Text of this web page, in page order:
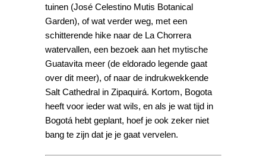
tuinen (José Celestino Mutis Botanical
Garden), of wat verder weg, met een
schitterende hike naar de La Chorrera
watervallen, een bezoek aan het mytische
Guatavita meer (de eldorado legende gaat
over dit meer), of naar de indrukwekkende
Salt Cathedral in Zipaquirá. Kortom, Bogota
heeft voor ieder wat wils, en als je wat tijd in
Bogotá hebt geplant, hoef je ook zeker niet
bang te zijn dat je je gaat vervelen.